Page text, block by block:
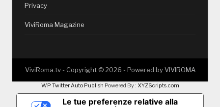
Privacy
ViviRoma Magazine
ViviRoma.tv - Copyright © 2026 - Powered byVIVIROMA
WP Twitter Auto Publish Powered By : XYZScripts.com
Le tue preferenze relative alla